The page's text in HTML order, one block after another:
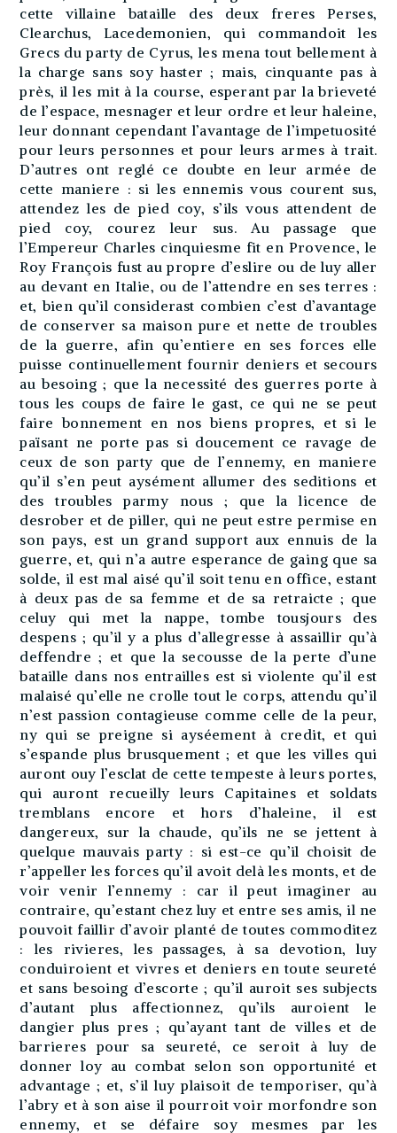
cette villaine bataille des deux freres Perses,
Clearchus, Lacedemonien, qui commandoit les
Grecs du party de Cyrus, les mena tout bellement à
la charge sans soy haster ; mais, cinquante pas à
près, il les mit à la course, esperant par la brieveté
de l’espace, mesnager et leur ordre et leur haleine,
leur donnant cependant l’avantage de l’impetuosité
pour leurs personnes et pour leurs armes à trait.
D’autres ont reglé ce doubte en leur armée de
cette maniere : si les ennemis vous courent sus,
attendez les de pied coy, s’ils vous attendent de
pied coy, courez leur sus. Au passage que
l’Empereur Charles cinquiesme fit en Provence, le
Roy François fust au propre d’eslire ou de luy aller
au devant en Italie, ou de l’attendre en ses terres :
et, bien qu’il considerast combien c’est d’avantage
de conserver sa maison pure et nette de troubles
de la guerre, afin qu’entiere en ses forces elle
puisse continuellement fournir deniers et secours
au besoing ; que la necessité des guerres porte à
tous les coups de faire le gast, ce qui ne se peut
faire bonnement en nos biens propres, et si le
païsant ne porte pas si doucement ce ravage de
ceux de son party que de l’ennemy, en maniere
qu’il s’en peut aysément allumer des seditions et
des troubles parmy nous ; que la licence de
desrober et de piller, qui ne peut estre permise en
son pays, est un grand support aux ennuis de la
guerre, et, qui n’a autre esperance de gaing que sa
solde, il est mal aisé qu’il soit tenu en office, estant
à deux pas de sa femme et de sa retraicte ; que
celuy qui met la nappe, tombe tousjours des
despens ; qu’il y a plus d’allegresse à assaillir qu’à
deffendre ; et que la secousse de la perte d’une
bataille dans nos entrailles est si violente qu’il est
malaisé qu’elle ne crolle tout le corps, attendu qu’il
n’est passion contagieuse comme celle de la peur,
ny qui se preigne si ayséement à credit, et qui
s’espande plus brusquement ; et que les villes qui
auront ouy l’esclat de cette tempeste à leurs portes,
qui auront recueilly leurs Capitaines et soldats
tremblans encore et hors d’haleine, il est
dangereux, sur la chaude, qu’ils ne se jettent à
quelque mauvais party : si est-ce qu’il choisit de
r’appeller les forces qu’il avoit delà les monts, et de
voir venir l’ennemy : car il peut imaginer au
contraire, qu’estant chez luy et entre ses amis, il ne
pouvoit faillir d’avoir planté de toutes commoditez
: les rivieres, les passages, à sa devotion, luy
conduiroient et vivres et deniers en toute seureté
et sans besoing d’escorte ; qu’il auroit ses subjects
d’autant plus affectionnez, qu’ils auroient le
dangier plus pres ; qu’ayant tant de villes et de
barrieres pour sa seureté, ce seroit à luy de
donner loy au combat selon son opportunité et
advantage ; et, s’il luy plaisoit de temporiser, qu’à
l’abry et à son aise il pourroit voir morfondre son
ennemy, et se défaire soy mesmes par les